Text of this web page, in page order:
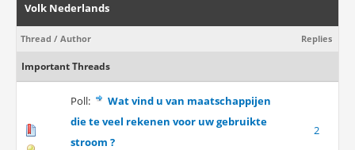
Volk Nederlands
Thread / Author Replies
Important Threads
Poll:
Wat vind u van maatschappijen
die te veel rekenen voor uw gebruikte
stroom ?
2